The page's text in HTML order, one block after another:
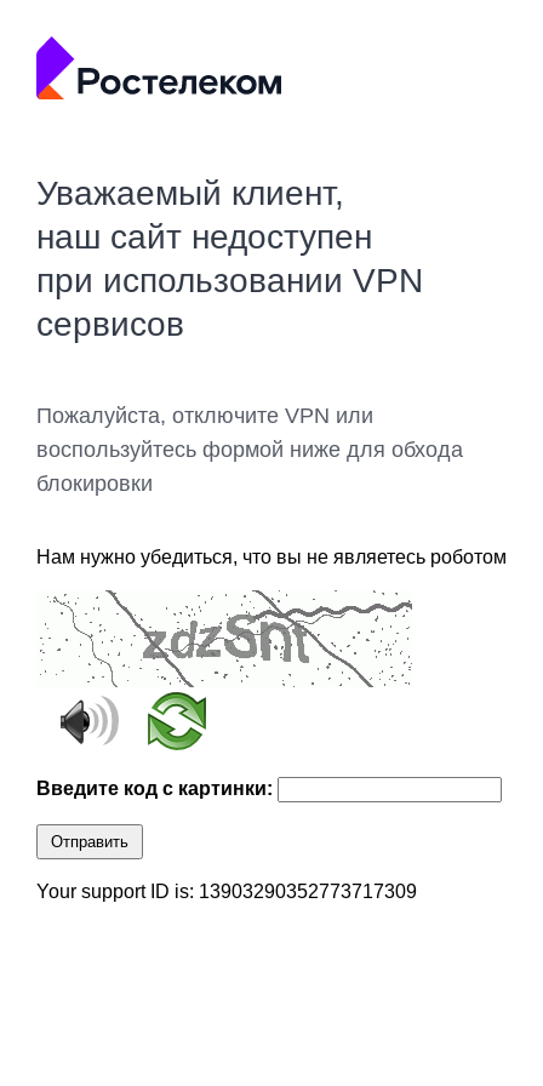
Уважаемый клиент,
наш сайт недоступен
при использовании VPN
сервисов
Пожалуйста, отключите VPN или
воспользуйтесь формой ниже для обхода
блокировки
Нам нужно убедиться, что вы не являетесь роботом
Введите код с картинки:
Отправить
Your support ID is: 13903290352773717309